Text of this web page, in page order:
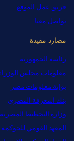
فريق عمل الموقع
تواصل معنا
مصارد مفيدة
رئاسة الجمهورية
معلومات مجلس
بوابة معلومات مصر
بنك المعرفة المصري
وزارة التخطيط المصرية
المعهد القومي للحوكمة